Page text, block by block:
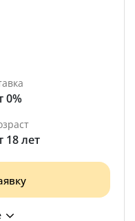
0%
18 лет